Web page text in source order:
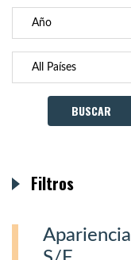
Apariencia
Filtros